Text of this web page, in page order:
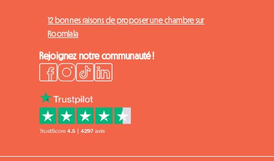
12 bonnes raisons de proposer une chambre sur
Roomlala
Rejoignez notre communauté !